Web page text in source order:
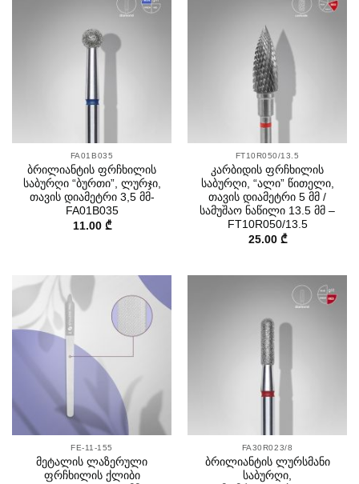
FA01B035
ბრილიანტის ფრჩხილის
საბურღი “ბურთი”, ლურჯი,
თავის დიამეტრი 3,5 მმ-
FA01B035
11.00 ₾
FT10R050/13.5
კარბიდის ფრჩხილის
საბურღი, “ალი” წითელი,
თავის დიამეტრი 5 მმ /
სამუშაო ნაწილი 13.5 მმ –
FT10R050/13.5
25.00 ₾
FE-11-155
მეტალის ლაზერული
ფრჩხილის ქლიბი
FA30R023/8
ბრილიანტის ლურსმანი
საბურღი,